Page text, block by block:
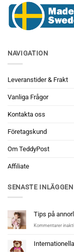
NAVIGATION
Leveranstider & Frakt
Vanliga Frågor
Kontakta oss
Företagskund
Om TeddyPost
Affiliate
SENASTE INLÄGGEN
Tips på
Kommentarer